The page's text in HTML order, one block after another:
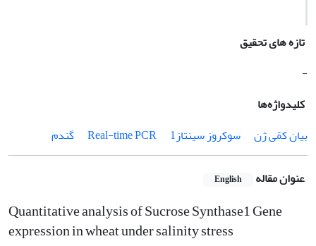
تازه های تحقیق
-
کلیدواژه‌ها
بیان کمّی ژن
سوکروز سینتاز1 Real-time PCR گندم
عنوان مقاله English
Quantitative analysis of Sucrose Synthase1 Gene
expression in wheat under salinity stress